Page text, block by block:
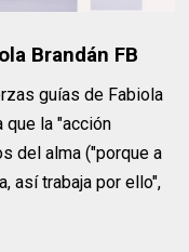
Brandán FB
guías de Fabiola
que la "acción
del alma ("porque a
así trabaja por ello",